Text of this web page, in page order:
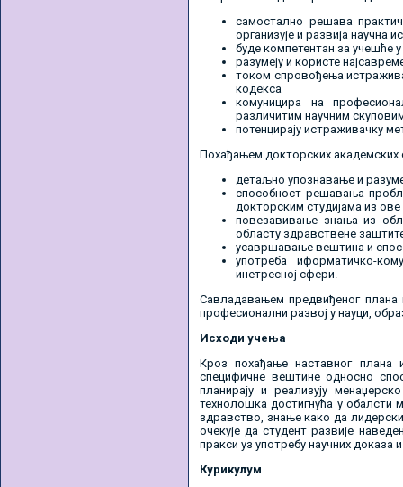
самостално решава
организује и развија научна
буде компетентан за учешће
разумеју и користе
током спровођења
кодекса
комуницира на
различитим научним
потенцирају истраживачку
Похађањем докторских академских
детаљно упознавање и
способност решавања
докторским студијама из
повезавивање знања из
областу здравствене
усавршавање вештина и
употреба иформатичко-
инетресној сфери.
Савладавањем предвиђеног плана
професионални развој у науци,
Исходи учења
Кроз похађање наставног плана
специфичне вештине односно
планирају и реализују
технолошка достигнућа у обалсти
здравство, знање како да
очекује да студент развије
пракси уз употребу научних доказа
Курикулум